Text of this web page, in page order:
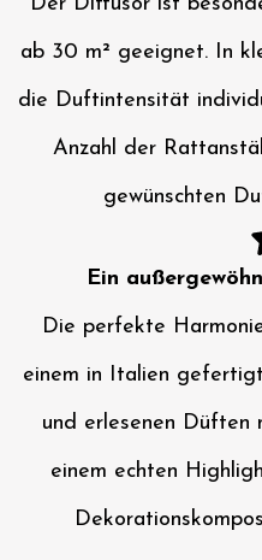
Der Diffusor ist
ab 30 m² geeignet. In
die Duftintensität
Anzahl der
gewünschten
Ein
Die perfekte
einem in Italien
und erlesenen Düften
einem echten